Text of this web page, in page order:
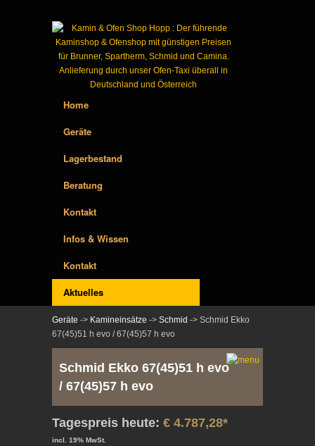
Home
Geräte
Lagerbestand
Beratung
Kontakt
Infos & Wissen
Kontakt
Aktuelles
Geräte -> Kamineinsätze -> Schmid -> Schmid Ekko
67(45)51 h evo / 67(45)57 h evo
Schmid Ekko 67(45)51 h evo
/ 67(45)57 h evo
Tagespreis heute: € 4.787,28*
incl. 19% MwSt.